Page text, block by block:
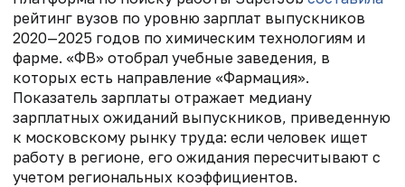
рейтинг вузов по уровню зарплат выпускников
2020—2025 годов по химическим технологиям и
фарме. «ФВ» отобрал учебные заведения, в
которых есть направление «Фармация».
Показатель зарплаты отражает медиану
зарплатных ожиданий выпускников, приведенную
к московскому рынку труда: если человек ищет
работу в регионе, его ожидания пересчитывают с
учетом региональных коэффициентов.